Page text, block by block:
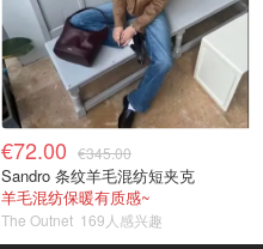
€72.00 €345.00
Sandro 条纹羊毛混纺短夹克
羊毛混纺保暖有质感~
The Outnet 169人感兴趣